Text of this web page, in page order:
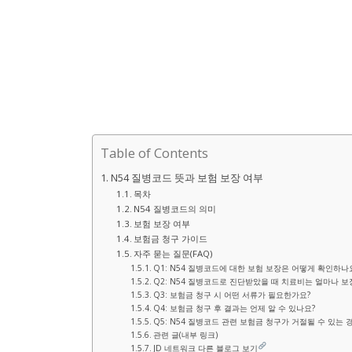
Table of Contents
N54 질병코드 뜻과 보험 보장 여부
목차
N54 질병코드의 의미
보험 보장 여부
보험금 청구 가이드
자주 묻는 질문(FAQ)
Q1: N54 질병코드에 대한 보험 보장은 어떻게 확인하나
Q2: N54 질병코드로 진단받았을 때 치료비는 얼마나 보
Q3: 보험금 청구 시 어떤 서류가 필요한가요?
Q4: 보험금 청구 후 결과는 언제 알 수 있나요?
Q5: N54 질병코드 관련 보험금 청구가 거절될 수 있는
관련 글(내부 링크)
JD 네트워크 다른 블로그 보기